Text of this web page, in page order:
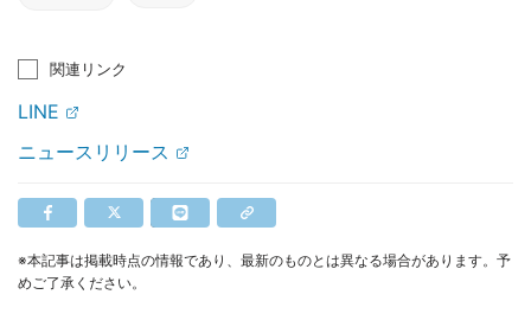
関連リンク
LINE
ニュースリリース
※本記事は掲載時点の情報であり、最新のものとは異なる場合があります。予
めご了承ください。